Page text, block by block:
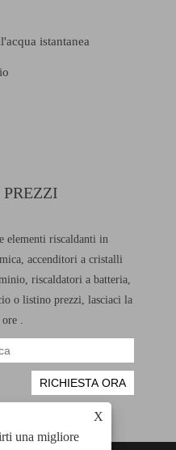
X
una migliore
istantanea
elementi riscaldanti in
accenditori a cristalli
riscaldatori a batteria,
o listino prezzi, lasciaci la
.